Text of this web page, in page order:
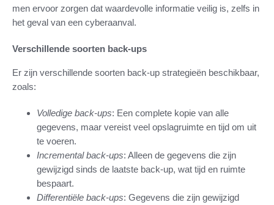
men ervoor zorgen dat waardevolle informatie veilig is, zelfs in
het geval van een cyberaanval.
Verschillende soorten back-ups
Er zijn verschillende soorten back-up strategieën beschikbaar,
zoals:
Volledige back-ups: Een complete kopie van alle
gegevens, maar vereist veel opslagruimte en tijd om uit
te voeren.
Incremental back-ups: Alleen de gegevens die zijn
gewijzigd sinds de laatste back-up, wat tijd en ruimte
bespaart.
Differentiële back-ups: Gegevens die zijn gewijzigd